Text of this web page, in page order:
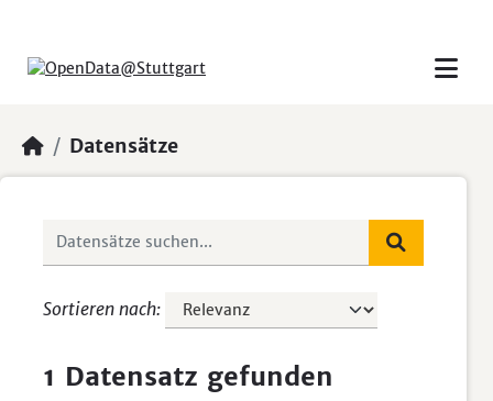
Datensätze
Sortieren nach
1 Datensatz gefunden